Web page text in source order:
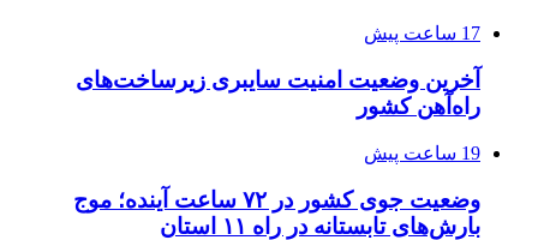
17 ساعت پیش
آخرین وضعیت امنیت سایبری زیرساخت‌های
راه‌آهن کشور
19 ساعت پیش
وضعیت جوی کشور در ۷۲ ساعت آینده؛ موج
بارش‌های تابستانه در راه ۱۱ استان